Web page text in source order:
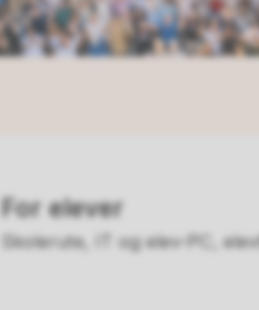
For elever
Skolerute, IT og elev-PC,